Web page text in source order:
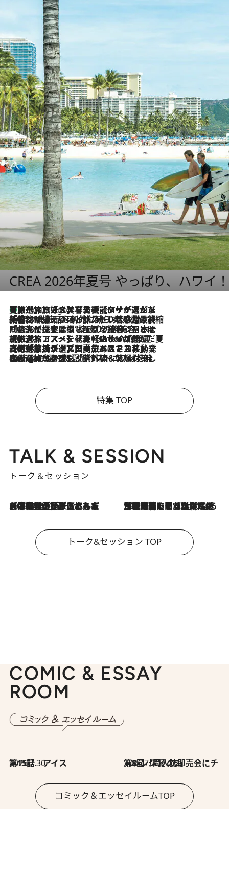
CREA 2026年夏号 やっぱり、ハワイ
7 Hours Ago
【厳選旅コスメ】「多機能アイテムがメイン！」旅好き美容エディターが選んだ夏旅ベストコスメを発表【Mサイズジップ】
2026.8.6
「荷物が増えるほど旅ストレスは増す」美容ジャーナリストがたどり着いた最終結論。“化粧品を劇的に減らす”感動の凝縮美容とは
2026.8.6
「旅先には金髪ウィッグを持参」日本と同じメイクでは損してる!? 美容ジャーナリストが提案する“掟破りの旅美容”とは
2026.8.6
【厳選旅コスメ】「身軽さ＆UV対策重視！」ヘアアーティストshucoが選んだ夏旅ベストコスメを発表【Mサイズジップ】
2026.8.5
【厳選旅コスメ】国内をあちこち移動する河井菜摘が選んだ夏旅ベストコスメ発表！「リラックスアイテムはマスト」【Mサイズジップ】
2026.8.4
【厳選旅コスメ】「紫外線＆乾燥対策しながらメイク感も！」ヘア＆メイクGeorgeが選んだ夏旅ベストコスメを発表！【Mサイズジップ】
特集 TOP
TALK & SESSION
トーク＆セッション
2026.8.3
「今後値上げがあるとすれば…」「リスクがあるのは今年の冬」エネルギー専門家が語る、ホルムズ海峡封鎖が家庭にもたらす“ある心配” 2026.8.3
「住宅建てられない…」「サーチャージ料の高値が続いている」ホルムズ海峡封鎖による影響はいつまで続く？《エネルギー専門家に聞く“どうなる日本の暮らし”》
トーク&セッション TOP
COMIC & ESSAY
ROOM
2026.7.30
第15話 アイス 2026.7.30
第8回「同人誌即売会にチャレンジ その2」
コミック＆エッセイルームTOP